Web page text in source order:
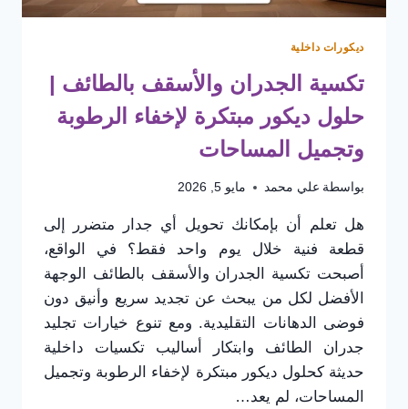
ديكورات داخلية
تكسية الجدران والأسقف بالطائف |
حلول ديكور مبتكرة لإخفاء الرطوبة
وتجميل المساحات
بواسطة علي محمد مايو 5, 2026
هل تعلم أن بإمكانك تحويل أي جدار متضرر إلى
قطعة فنية خلال يوم واحد فقط؟ في الواقع،
أصبحت تكسية الجدران والأسقف بالطائف الوجهة
الأفضل لكل من يبحث عن تجديد سريع وأنيق دون
فوضى الدهانات التقليدية. ومع تنوع خيارات تجليد
جدران الطائف وابتكار أساليب تكسيات داخلية
حديثة كحلول ديكور مبتكرة لإخفاء الرطوبة وتجميل
المساحات، لم يعد…